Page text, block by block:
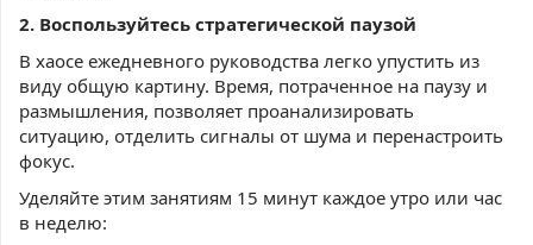
2. Воспользуйтесь стратегической паузой
В хаосе ежедневного руководства легко упустить из
виду общую картину. Время, потраченное на паузу и
размышления, позволяет проанализировать
ситуацию, отделить сигналы от шума и перенастроить
фокус.
Уделяйте этим занятиям 15 минут каждое утро или час
в неделю: